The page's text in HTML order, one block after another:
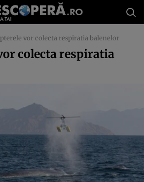
vor colecta respiratia balenelor
colecta respiratia